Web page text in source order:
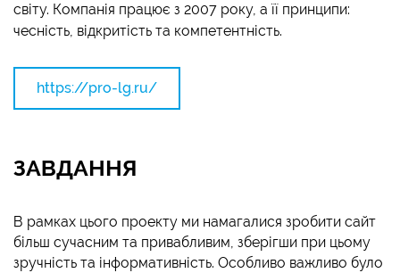
світу. Компанія працює з 2007 року, а її принципи:
чесність, відкритість та компетентність.
https://pro-lg.ru/
ЗАВДАННЯ
В рамках цього проекту ми намагалися зробити сайт
більш сучасним та привабливим, зберігши при цьому
зручність та інформативність. Особливо важливо було